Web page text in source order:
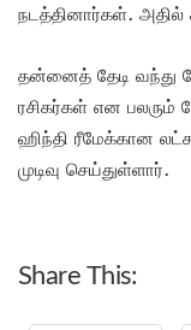
நடத்தினார்கள். அதில்
தன்னைத் தேடி வந்து
ரசிகர்கள் என
ஹிந்தி ரீமேக்கான
முடிவு செய்துள்ளார்.
Share This: